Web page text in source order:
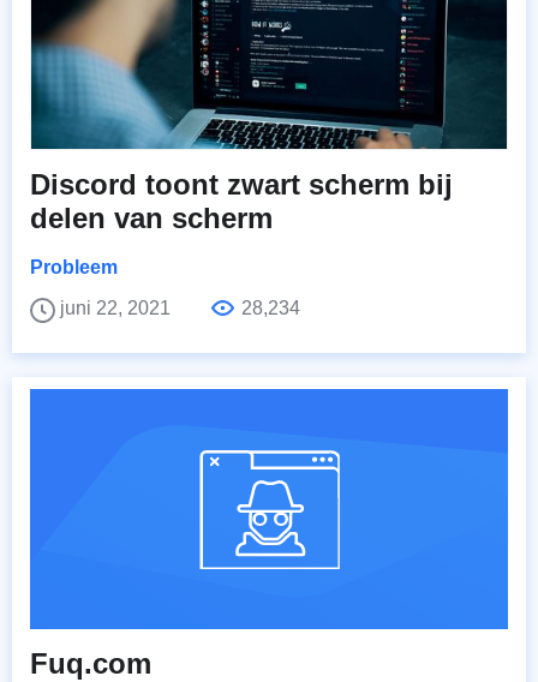
Discord toont zwart scherm bij
delen van scherm
Probleem
juni 22, 2021
28,234
Fuq.com